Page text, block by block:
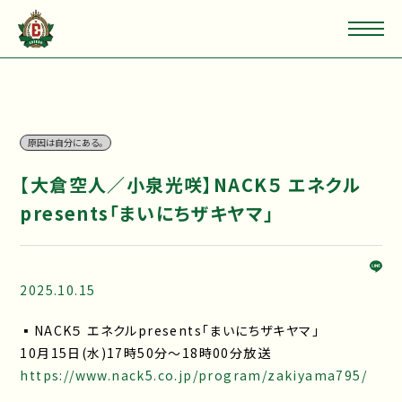
原因は自分にある。
【大倉空人／小泉光咲】NACK５ エネクル
presents「まいにちザキヤマ」
2025.10.15
▪NACK５ エネクルpresents「まいにちザキヤマ」
10月15日(水)17時50分～18時00分放送
https://www.nack5.co.jp/program/zakiyama795/